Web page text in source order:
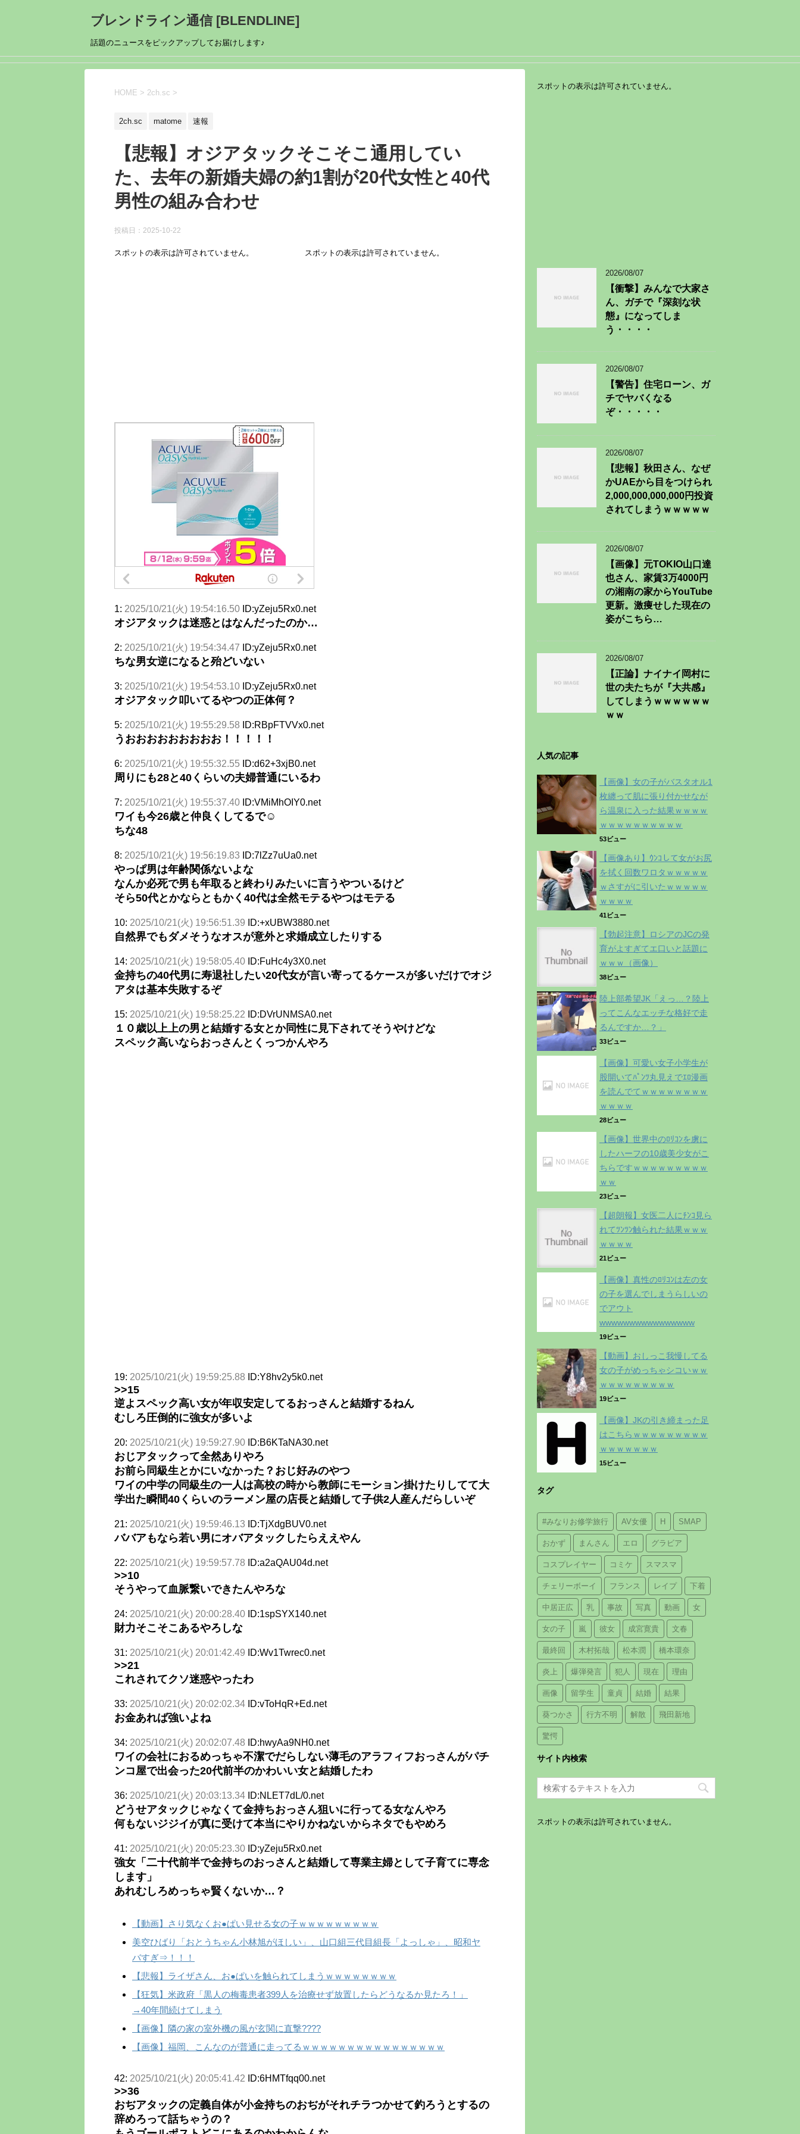
ブレンドライン通信 [BLENDLINE]
話題のニュースをピックアップしてお届けします♪
HOME > 2ch.sc >
2ch.sc matome 速報
【悲報】オジアタックそこそこ通用してい
た、去年の新婚夫婦の約1割が20代女性と40代
男性の組み合わせ
投稿日： 2025-10-22
1: 2025/10/21(火) 19:54:16.50 ID:yZeju5Rx0.net
オジアタックは迷惑とはなんだったのか…
2: 2025/10/21(火) 19:54:34.47 ID:yZeju5Rx0.net
ちな男女逆になると殆どいない
3: 2025/10/21(火) 19:54:53.10 ID:yZeju5Rx0.net
オジアタック叩いてるやつの正体何？
5: 2025/10/21(火) 19:55:29.58 ID:RBpFTVVx0.net
うおおおおおおおおお！！！！！
6: 2025/10/21(火) 19:55:32.55 ID:d62+3xjB0.net
周りにも28と40くらいの夫婦普通にいるわ
7: 2025/10/21(火) 19:55:37.40 ID:VMiMhOIY0.net
ワイも今26歳と仲良くしてるで☺
ちな48
8: 2025/10/21(火) 19:56:19.83 ID:7lZz7uUa0.net
やっぱ男は年齢関係ないよな
なんか必死で男も年取ると終わりみたいに言うやついるけど
そら50代とかならともかく40代は全然モテるやつはモテる
10: 2025/10/21(火) 19:56:51.39 ID:+xUBW3880.net
自然界でもダメそうなオスが意外と求婚成立したりする
14: 2025/10/21(火) 19:58:05.40 ID:FuHc4y3X0.net
金持ちの40代男に寿退社したい20代女が言い寄ってるケースが多いだけでオジ
アタは基本失敗するぞ
15: 2025/10/21(火) 19:58:25.22 ID:DVrUNMSA0.net
１０歳以上上の男と結婚する女とか同性に見下されてそうやけどな
スペック高いならおっさんとくっつかんやろ
19: 2025/10/21(火) 19:59:25.88 ID:Y8hv2y5k0.net
>>15
逆よスペック高い女が年収安定してるおっさんと結婚するねん
むしろ圧倒的に強女が多いよ
20: 2025/10/21(火) 19:59:27.90 ID:B6KTaNA30.net
おじアタックって全然ありやろ
お前ら同級生とかにいなかった？おじ好みのやつ
ワイの中学の同級生の一人は高校の時から教師にモーション掛けたりしてて大
学出た瞬間40くらいのラーメン屋の店長と結婚して子供2人産んだらしいぞ
21: 2025/10/21(火) 19:59:46.13 ID:TjXdgBUV0.net
ババアもなら若い男にオバアタックしたらええやん
22: 2025/10/21(火) 19:59:57.78 ID:a2aQAU04d.net
>>10
そうやって血脈繋いできたんやろな
24: 2025/10/21(火) 20:00:28.40 ID:1spSYX140.net
財力そこそこあるやろしな
31: 2025/10/21(火) 20:01:42.49 ID:Wv1Twrec0.net
>>21
これされてクソ迷惑やったわ
33: 2025/10/21(火) 20:02:02.34 ID:vToHqR+Ed.net
お金あれば強いよね
34: 2025/10/21(火) 20:02:07.48 ID:hwyAa9NH0.net
ワイの会社におるめっちゃ不潔でだらしない薄毛のアラフィフおっさんがパチ
ンコ屋で出会った20代前半のかわいい女と結婚したわ
36: 2025/10/21(火) 20:03:13.34 ID:NLET7dL/0.net
どうせアタックじゃなくて金持ちおっさん狙いに行ってる女なんやろ
何もないジジイが真に受けて本当にやりかねないからネタでもやめろ
41: 2025/10/21(火) 20:05:23.30 ID:yZeju5Rx0.net
強女「二十代前半で金持ちのおっさんと結婚して専業主婦として子育てに専念
します」
あれむしろめっちゃ賢くないか…？
【動画】さり気なくお●ぱい見せる女の子ｗｗｗｗｗｗｗｗｗ
美空ひばり「おとうちゃん小林旭がほしい」、山口組三代目組長「よっしゃ」、昭和ヤ
バすぎ⇒！！！
【悲報】ライザさん、お●ぱいを触られてしまうｗｗｗｗｗｗｗｗ
【狂気】米政府「黒人の梅毒患者399人を治療せず放置したらどうなるか見たろ！」
→40年間続けてしまう
【画像】隣の家の室外機の風が玄関に直撃????
【画像】福岡、こんなのが普通に走ってるｗｗｗｗｗｗｗｗｗｗｗｗｗｗｗｗ
42: 2025/10/21(火) 20:05:41.42 ID:6HMTfqq00.net
>>36
おぢアタックの定義自体が小金持ちのおぢがそれチラつかせて釣ろうとするの
辞めろって話ちゃうの？
2026/08/07
【衝撃】みんなで大家さ
ん、ガチで『深刻な状
態』になってしま
う・・・・
2026/08/07
【警告】住宅ローン、ガ
チでヤバくなる
ぞ・・・・・
2026/08/07
【悲報】秋田さん、なぜ
かUAEから目をつけられ
2,000,000,000,000円投資
されてしまうｗｗｗｗｗ
2026/08/07
【画像】元TOKIO山口達
也さん、家賃3万4000円
の湘南の家からYouTube
更新。激痩せした現在の
姿がこちら…
2026/08/07
【正論】ナイナイ岡村に
世の夫たちが『大共感』
してしまうｗｗｗｗｗｗ
ｗｗ
人気の記事
【画像】女の子がバスタオル1
枚纏って肌に張り付かせなが
ら温泉に入った結果ｗｗｗｗ
ｗｗｗｗｗｗｗｗｗｗ
53ビュー
【画像あり】ｳﾝｺして女がお尻
を拭く回数ワロタｗｗｗｗｗ
ｗさすがに引いたｗｗｗｗｗ
ｗｗｗｗ
41ビュー
【勃起注意】ロシアのJCの発
育がよすぎてエ口いと話題に
ｗｗｗ（画像）
38ビュー
陸上部希望JK「えっ…？陸上
ってこんなエッチな格好で走
るんですか…？」
33ビュー
【画像】可愛い女子小学生が
股開いてﾊﾟﾝﾂ丸見えでｴﾛ漫画
を読んでてｗｗｗｗｗｗｗｗ
ｗｗｗｗ
28ビュー
【画像】世界中のﾛﾘｺﾝを虜に
したハーフの10歳美少女がこ
ちらですｗｗｗｗｗｗｗｗｗ
ｗｗ
23ビュー
【超朗報】女医二人にﾁﾝｺ見ら
れてﾂﾝﾂﾝ触られた結果ｗｗｗ
ｗｗｗｗ
21ビュー
【画像】真性のﾛﾘｺﾝは左の女
の子を選んでしまうらしいの
でアウト
wwwwwwwwwwwwwwww
19ビュー
【動画】おしっこ我慢してる
女の子がめっちゃシコいｗｗ
ｗｗｗｗｗｗｗｗｗ
19ビュー
【画像】JKの引き締まった足
はこちらｗｗｗｗｗｗｗｗｗ
ｗｗｗｗｗｗｗ
15ビュー
タグ
#みなりお修学旅行 AV女優 H SMAP
おかず まんさん エロ グラビア
コスプレイヤー コミケ スマスマ
チェリーボーイ フランス レイプ 下着
中居正広 乳 事故 写真 動画 女
女の子 嵐 彼女 成宮寛貴 文春
最終回 木村拓哉 松本潤 橋本環奈
炎上 爆弾発言 犯人 現在 理由
画像 留学生 童貞 結婚 結果
葵つかさ 行方不明 解散 飛田新地
驚愕
サイト内検索